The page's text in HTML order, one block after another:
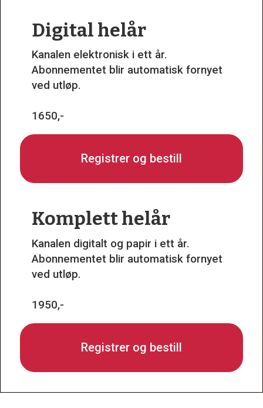
Digital helår
Kanalen elektronisk i ett år.
Abonnementet blir automatisk fornyet
ved utløp.
1650,-
Registrer og bestill
Komplett helår
Kanalen digitalt og papir i ett år.
Abonnementet blir automatisk fornyet
ved utløp.
1950,-
Registrer og bestill